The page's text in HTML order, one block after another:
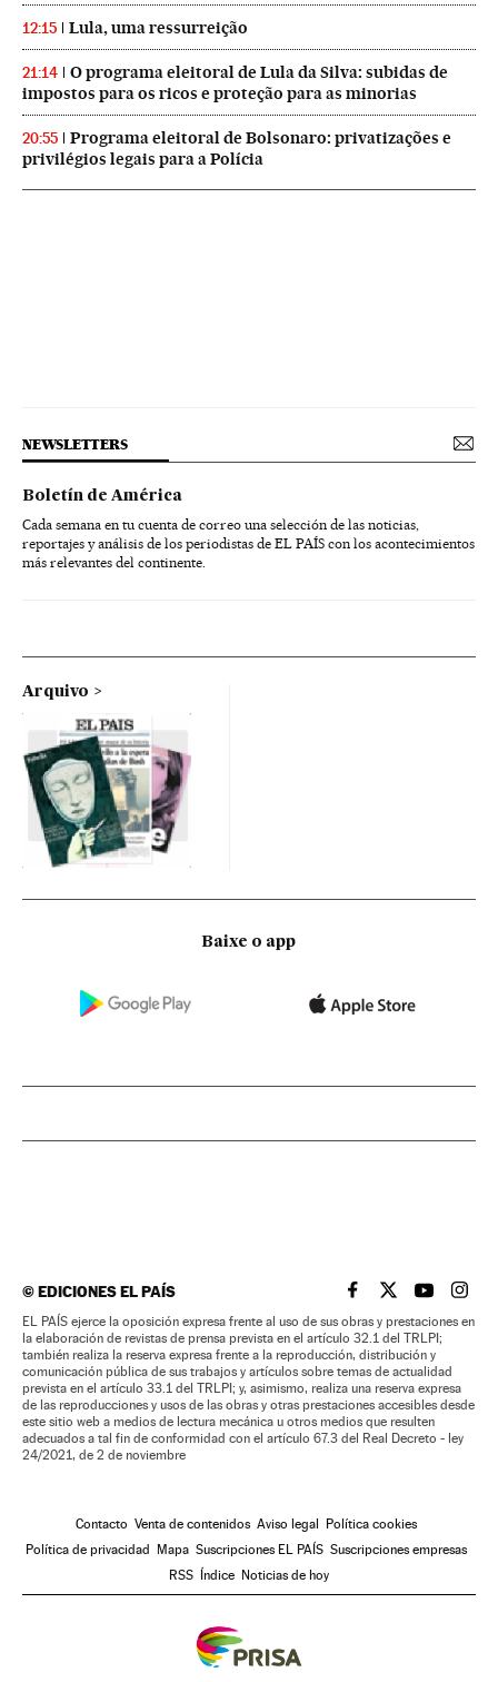
12:15 Lula, uma ressurreição
21:14
O programa eleitoral de Lula da Silva: subidas de
impostos para os ricos e proteção para as minorias
20:55
Programa eleitoral de Bolsonaro: privatizações e
privilégios legais para a Polícia
NEWSLETTERS
Boletín de América
Cada semana en tu cuenta de correo una selección de las noticias,
reportajes y análisis de los periodistas de EL PAÍS con los acontecimientos
más relevantes del continente.
Arquivo
Baixe o app
©EDICIONES EL PAÍS EL PAÍS BRASIL EN
EL PAÍSEL PAÍS
EL
EL PAÍS ejerce la oposición expresa frente al uso de sus obras y prestaciones en
la elaboración de revistas de prensa prevista en el artículo 32.1 del TRLPI;
también realiza la reserva expresa frente a la reproducción, distribución y
comunicación pública de sus trabajos y artículos sobre temas de actualidad
prevista en el artículo 33.1 del TRLPI; y, asimismo, realiza una reserva expresa
de las reproducciones y usos de las obras y otras prestaciones accesibles desde
este sitio web a medios de lectura mecánica u otros medios que resulten
adecuados a tal fin de conformidad con el artículo 67.3 del Real Decreto - ley
24/2021, de 2 de noviembre
Contacto Venta de contenidos Aviso legal Política cookies
Política de privacidad Mapa Suscripciones EL PAÍS Suscripciones empresas
RSS Índice Noticias de hoy